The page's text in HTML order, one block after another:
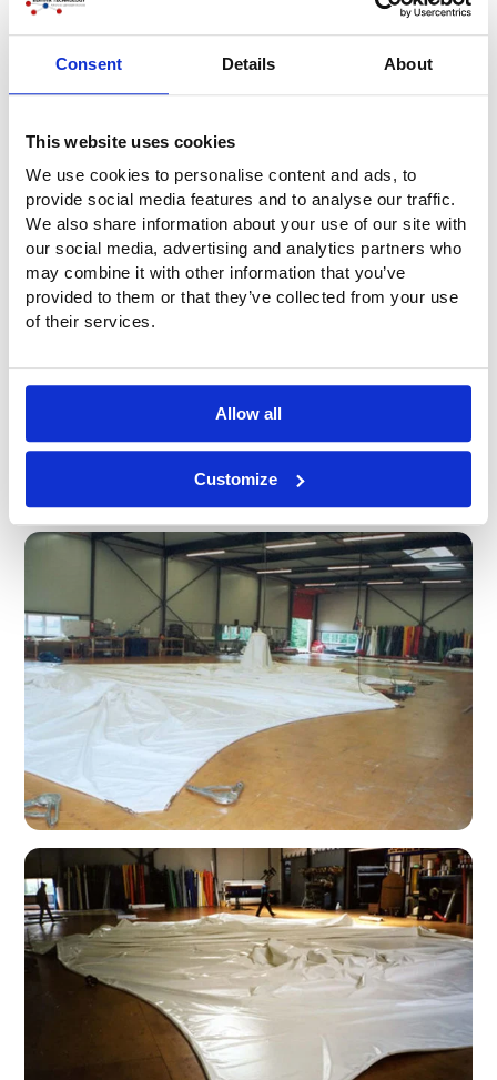
Consent Details About
This website uses cookies
We use cookies to personalise content and ads, to
provide social media features and to analyse our traffic.
We also share information about your use of our site with
our social media, advertising and analytics partners who
may combine it with other information that you’ve
provided to them or that they’ve collected from your use
of their services.
Allow all
Customize